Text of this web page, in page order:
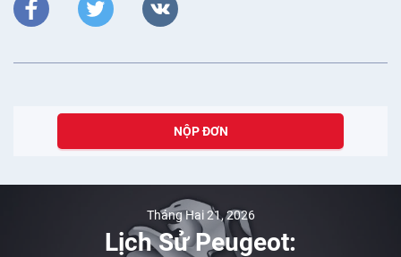
NỘP ĐƠN
Tháng Hai 21, 2026
Lịch Sử Peugeot: